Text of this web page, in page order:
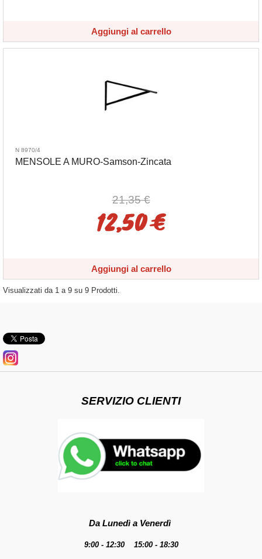
Aggiungi al carrello
N 8970/4
MENSOLE A MURO-Samson-Zincata
21,35 €
12,50 €
Aggiungi al carrello
Visualizzati da 1 a 9 su 9 Prodotti.
SERVIZIO CLIENTI
Da Lunedì a Venerdì
9:00 - 12:30 15:00 - 18:30